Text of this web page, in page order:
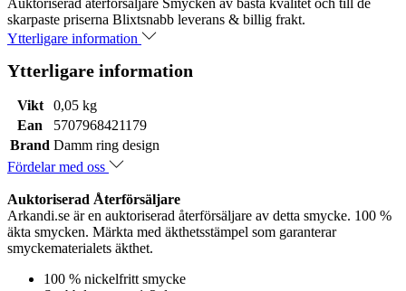
skarpaste priserna Blixtsnabb leverans & billig frakt.
Ytterligare information
Ytterligare information
Vikt
0,05 kg
Ean
5707968421179
Brand Damm ring design
Fördelar med oss
Auktoriserad Återförsäljare
Arkandi.se är en auktoriserad återförsäljare av detta smycke. 100 %
äkta smycken. Märkta med äkthetsstämpel som garanterar
smyckematerialets äkthet.
100 % nickelfritt smycke